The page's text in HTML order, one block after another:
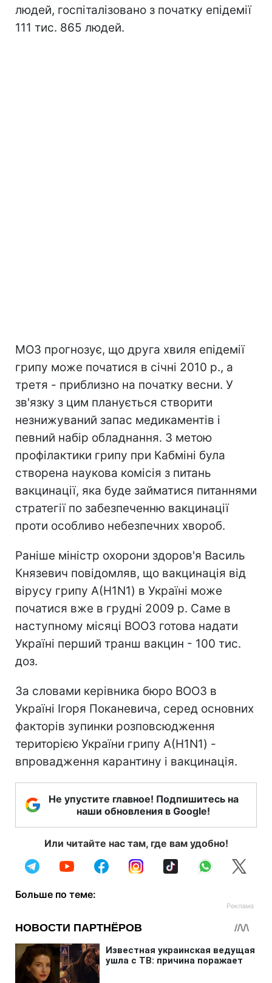
людей, госпіталізовано з початку епідемії
111 тис. 865 людей.
МОЗ прогнозує, що друга хвиля епідемії
грипу може початися в січні 2010 р., а
третя - приблизно на початку весни. У
зв'язку з цим планується створити
незнижуваний запас медикаментів і
певний набір обладнання. З метою
профілактики грипу при Кабміні була
створена наукова комісія з питань
вакцинації, яка буде займатися питаннями
стратегії по забезпеченню вакцинації
проти особливо небезпечних хвороб.
Раніше міністр охорони здоров'я Василь
Князевич повідомляв, що вакцинація від
вірусу грипу А(H1N1) в Україні може
початися вже в грудні 2009 р. Саме в
наступному місяці ВООЗ готова надати
Україні перший транш вакцин - 100 тис.
доз.
За словами керівника бюро ВООЗ в
Україні Ігоря Поканевича, серед основних
факторів зупинки розповсюдження
територією України грипу А(H1N1) -
впровадження карантину і вакцинація.
Не упустите главное! Подпишитесь на
наши обновления в Google!
Или читайте нас там, где вам удобно!
Больше по теме: